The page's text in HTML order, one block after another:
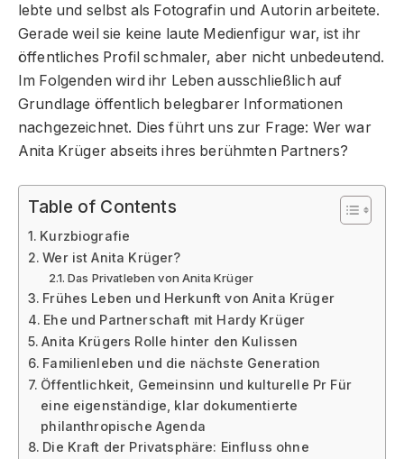
lebte und selbst als Fotografin und Autorin arbeitete.
Gerade weil sie keine laute Medienfigur war, ist ihr
öffentliches Profil schmaler, aber nicht unbedeutend.
Im Folgenden wird ihr Leben ausschließlich auf
Grundlage öffentlich belegbarer Informationen
nachgezeichnet. Dies führt uns zur Frage: Wer war
Anita Krüger abseits ihres berühmten Partners?
Table of Contents
Kurzbiografie
Wer ist Anita Krüger?
Das Privatleben von Anita Krüger
Frühes Leben und Herkunft von Anita Krüger
Ehe und Partnerschaft mit Hardy Krüger
Anita Krügers Rolle hinter den Kulissen
Familienleben und die nächste Generation
Öffentlichkeit, Gemeinsinn und kulturelle Pr Für
eine eigenständige, klar dokumentierte
philanthropische Agenda
Die Kraft der Privatsphäre: Einfluss ohne